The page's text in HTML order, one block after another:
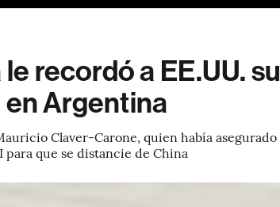
recordó a EE.UU. su
Argentina
Claver-Carone, quien había asegurado
que se distancie de China